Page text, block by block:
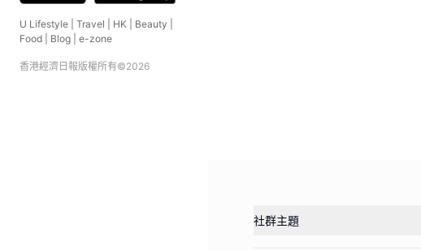
U Lifestyle Travel HK Beauty
Food
Blog e-zone
香港經濟日報版權所有©2026
社群主題